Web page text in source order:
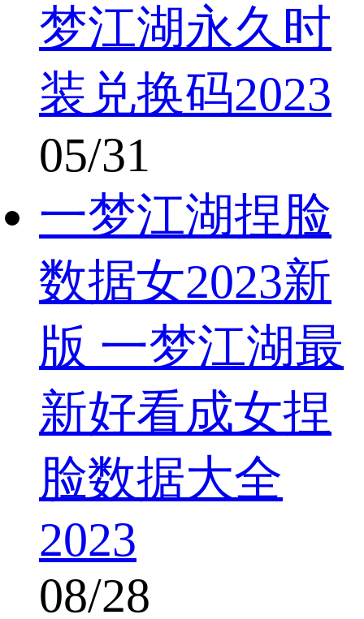
梦江湖永久时
装兑换码2023
05/31
一梦江湖捏脸
数据女2023新
版 一梦江湖最
新好看成女捏
脸数据大全
2023
08/28